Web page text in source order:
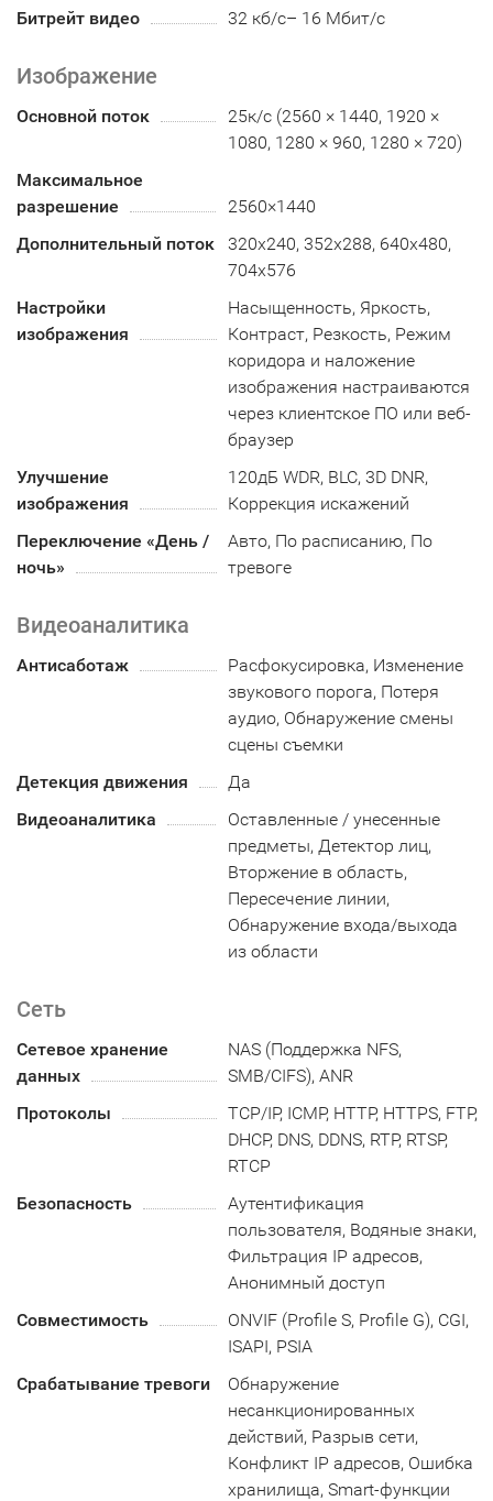
Битрейт видео 32 кб/с– 16 Мбит/с
Изображение
Основной поток
25к/с (2560 × 1440, 1920 ×
1080, 1280 × 960, 1280 × 720)
Максимальное
разрешение
2560×1440
Дополнительный поток
320x240, 352х288, 640x480,
704x576
Настройки
изображения
Насыщенность, Яркость,
Контраст, Резкость, Режим
коридора и наложение
изображения настраиваются
через клиентское ПО или веб-
браузер
Улучшение
изображения
120дБ WDR, BLC, 3D DNR,
Коррекция искажений
Переключение «День /
ночь»
Авто, По расписанию, По
тревоге
Видеоаналитика
Антисаботаж
Расфокусировка, Изменение
звукового порога, Потеря
аудио, Обнаружение смены
сцены съемки
Детекция движения
Да
Видеоаналитика
Оставленные / унесенные
предметы, Детектор лиц,
Вторжение в область,
Пересечение линии,
Обнаружение входа/выхода
из области
Сеть
Сетевое хранение
данных
NAS (Поддержка NFS,
SMB/CIFS), ANR
Протоколы
TCP/IP, ICMP, HTTP, HTTPS, FTP,
DHCP, DNS, DDNS, RTP, RTSP,
RTCP
Безопасность
Аутентификация
пользователя, Водяные знаки,
Фильтрация IP адресов,
Анонимный доступ
Совместимость
ONVIF (Profile S, Profile G), CGI,
ISAPI, PSIA
Срабатывание тревоги
Обнаружение
несанкционированных
действий, Разрыв сети,
Конфликт IP адресов, Ошибка
хранилища, Smart-функции